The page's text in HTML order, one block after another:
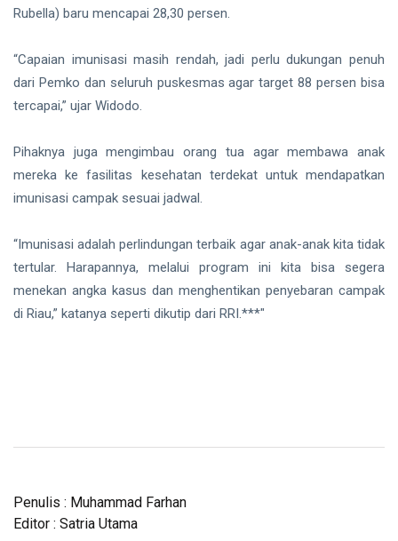
Rubella) baru mencapai 28,30 persen.
“Capaian imunisasi masih rendah, jadi perlu dukungan penuh
dari Pemko dan seluruh puskesmas agar target 88 persen bisa
tercapai,” ujar Widodo.
Pihaknya juga mengimbau orang tua agar membawa anak
mereka ke fasilitas kesehatan terdekat untuk mendapatkan
imunisasi campak sesuai jadwal.
“Imunisasi adalah perlindungan terbaik agar anak-anak kita tidak
tertular. Harapannya, melalui program ini kita bisa segera
menekan angka kasus dan menghentikan penyebaran campak
di Riau,” katanya seperti dikutip dari RRI.***"
Penulis : Muhammad Farhan
Editor : Satria Utama